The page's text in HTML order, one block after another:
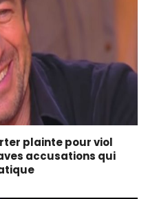
plainte pour viol
accusations qui